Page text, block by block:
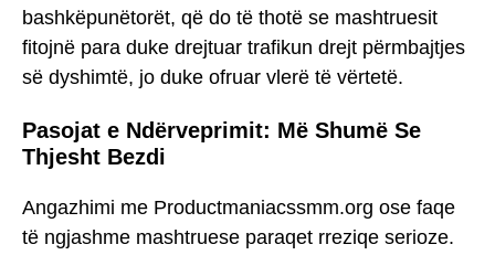
bashkëpunëtorët, që do të thotë se mashtruesit
fitojnë para duke drejtuar trafikun drejt përmbajtjes
së dyshimtë, jo duke ofruar vlerë të vërtetë.
Pasojat e Ndërveprimit: Më Shumë Se
Thjesht Bezdi
Angazhimi me Productmaniacssmm.org ose faqe
të ngjashme mashtruese paraqet rreziqe serioze.